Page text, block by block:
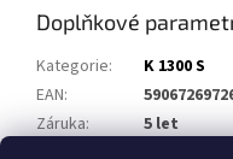
Doplňkové
Kategorie:
K 1300 S
EAN:
Záruka:
5 let